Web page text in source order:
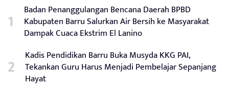
Badan Penanggulangan Bencana Daerah BPBD
Kabupaten Barru Salurkan Air Bersih ke Masyarakat
Dampak Cuaca Ekstrim El Lanino
Kadis Pendidikan Barru Buka Musyda KKG PAI,
Tekankan Guru Harus Menjadi Pembelajar Sepanjang
Hayat